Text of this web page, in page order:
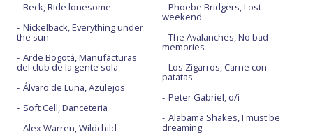
Beck, Ride lonesome
Nickelback, Everything under
the sun
Arde Bogotá, Manufacturas
del club de la gente sola
Álvaro de Luna, Azulejos
Soft Cell, Danceteria
Alex Warren, Wildchild
Phoebe Bridgers, Lost
weekend
The Avalanches, No bad
memories
Los Zigarros, Carne con
patatas
Peter Gabriel, o/i
Alabama Shakes, I must be
dreaming